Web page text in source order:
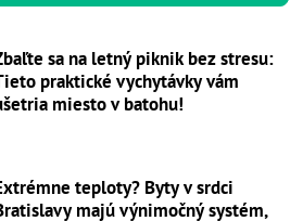
sa na letný piknik bez stresu:
praktické vychytávky vám
miesto v batohu!
teploty? Byty v srdci
majú výnimočný systém,